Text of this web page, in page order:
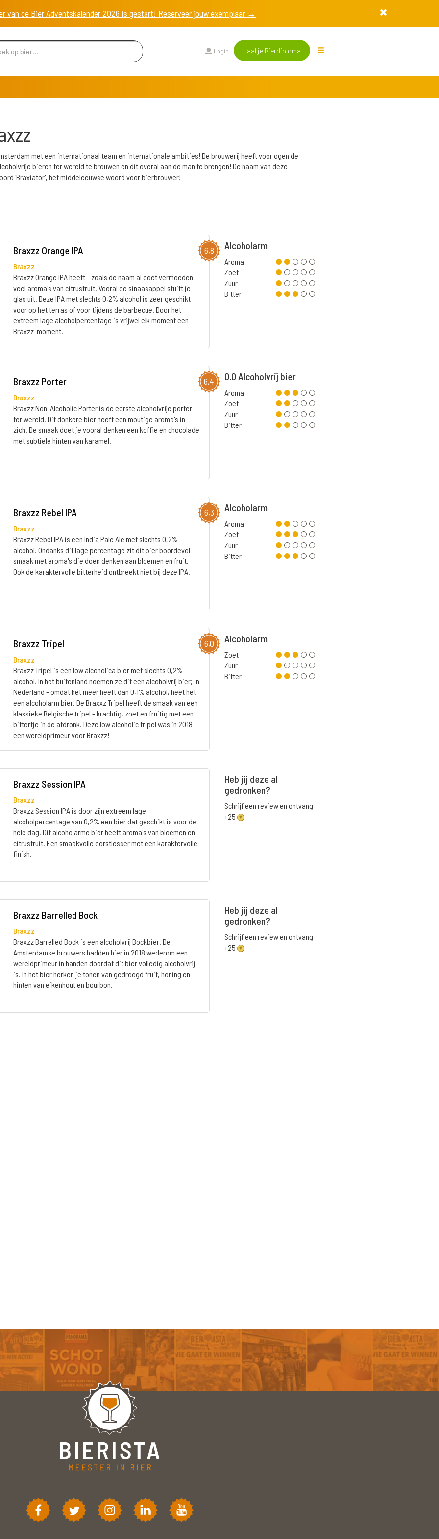
van de Bier Adventskalender 2026 is gestart! Reserveer jouw exemplaar →
Login Haal je Bierdiploma
met een internationaal team en internationale ambities! De brouwerij heeft voor ogen de
bieren ter wereld te brouwen en dit overal aan de man te brengen! De naam van deze
'Braxiator', het middeleeuwse woord voor bierbrouwer!
6,8
Braxzz Orange IPA
Braxzz
Braxzz Orange IPA heeft - zoals de naam al doet vermoeden -
veel aroma's van citrusfruit. Vooral de sinaasappel stuift je
glas uit. Deze IPA met slechts 0,2% alcohol is zeer geschikt
voor op het terras of voor tijdens de barbecue. Door het
extreem lage alcoholpercentage is vrijwel elk moment een
Braxzz-moment.
Alcoholarm
Aroma
Zoet
Zuur
Bitter
6,4
Braxzz Porter
Braxzz
Braxzz Non-Alcoholic Porter is de eerste alcoholvrije porter
ter wereld. Dit donkere bier heeft een moutige aroma's in
zich. De smaak doet je vooral denken een koffie en chocolade
met subtiele hinten van karamel.
0.0 Alcoholvrij bier
Aroma
Zoet
Zuur
Bitter
6,3
Braxzz Rebel IPA
Braxzz
Braxzz Rebel IPA is een India Pale Ale met slechts 0,2%
alcohol. Ondanks dit lage percentage zit dit bier boordevol
smaak met aroma's die doen denken aan bloemen en fruit.
Ook de karaktervolle bitterheid ontbreekt niet bij deze IPA.
Alcoholarm
Aroma
Zoet
Zuur
Bitter
6,0
Braxzz Tripel
Braxzz
Braxzz Tripel is een low alcoholica bier met slechts 0,2%
alcohol. In het buitenland noemen ze dit een alcoholvrij bier; in
Nederland - omdat het meer heeft dan 0,1% alcohol, heet het
een alcoholarm bier. De Braxxz Tripel heeft de smaak van een
klassieke Belgische tripel - krachtig, zoet en fruitig met een
bittertje in de afdronk. Deze low alcoholic tripel was in 2018
een wereldprimeur voor Braxzz!
Alcoholarm
Zoet
Zuur
Bitter
Braxzz Session IPA
Braxzz
Braxzz Session IPA is door zijn extreem lage
alcoholpercentage van 0,2% een bier dat geschikt is voor de
hele dag. Dit alcoholarme bier heeft aroma's van bloemen en
citrusfruit. Een smaakvolle dorstlesser met een karaktervolle
finish.
Heb jij deze al
gedronken?
Schrijf een review en ontvang
+25
Braxzz Barrelled Bock
Braxzz
Braxzz Barrelled Bock is een alcoholvrij Bockbier. De
Amsterdamse brouwers hadden hier in 2018 wederom een
wereldprimeur in handen doordat dit bier volledig alcoholvrij
is. In het bier herken je tonen van gedroogd fruit, honing en
hinten van eikenhout en bourbon.
Heb jij deze al
gedronken?
Schrijf een review en ontvang
+25